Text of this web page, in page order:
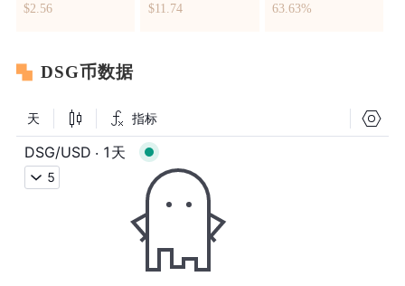
$2.56
$11.74
63.63%
DSG币数据